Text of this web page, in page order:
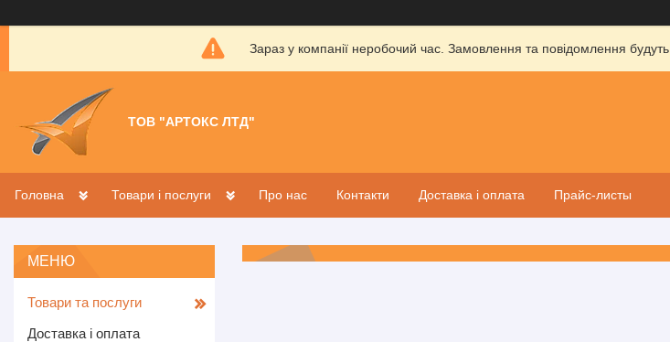
Зараз у компанії неробочий час. Замовлення та повідомлення
ТОВ "АРТОКС ЛТД"
Головна Товари і послуги Про нас Контакти Доставка і оплата Прайс-листы
Товари та послуги
Доставка і оплата